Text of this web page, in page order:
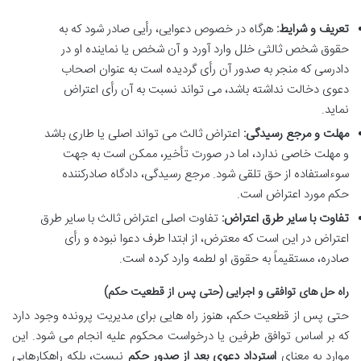
تعریف و شرایط: هرگاه در خصوص دعوایی، رأیی صادر شود که به
حقوق شخص ثالثی خلل وارد آورد و آن شخص یا نماینده او در
دادرسی که منجر به صدور آن رأی گردیده است به عنوان اصحاب
دعوی دخالت نداشته باشد، می تواند نسبت به آن رأی اعتراض
نماید.
مهلت و مرجع رسیدگی: اعتراض ثالث می تواند اصلی یا طاری باشد
و مهلت خاصی ندارد، اما در صورت تأخیر، ممکن است به جهت
سوءاستفاده از حق تلقی شود. مرجع رسیدگی، دادگاه صادرکننده
حکم مورد اعتراض است.
تفاوت با سایر طرق اعتراض: تفاوت اصلی اعتراض ثالث با سایر طرق
اعتراض در این است که معترض، از ابتدا طرف دعوا نبوده و رأی
صادره، مستقیماً به حقوق او لطمه وارد کرده است.
راه حل های توافقی و اجرایی (حتی پس از قطعیت حکم)
حتی پس از قطعیت حکم، هنوز راه هایی برای مدیریت پرونده وجود دارد
که بر اساس توافق طرفین یا درخواست محکوم علیه انجام می شود. این
موارد به معنای استرداد دعوی بعد از صدور حکم نیست، بلکه راهکارهایی